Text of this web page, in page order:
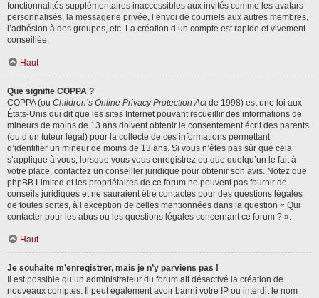
fonctionnalités supplémentaires inaccessibles aux invités comme les avatars
personnalisés, la messagerie privée, l’envoi de courriels aux autres membres,
l’adhésion à des groupes, etc. La création d’un compte est rapide et vivement
conseillée.
Haut
Que signifie COPPA ?
COPPA (ou Children’s Online Privacy Protection Actde 1998) est une loi aux
États-Unis qui dit que les sites Internet pouvant recueillir des informations de
mineurs de moins de 13 ans doivent obtenir le consentement écrit des parents
(ou d’un tuteur légal) pour la collecte de ces informations permettant
d’identifier un mineur de moins de 13 ans. Si vous n’êtes pas sûr que cela
s’applique à vous, lorsque vous vous enregistrez ou que quelqu’un le fait à
votre place, contactez un conseiller juridique pour obtenir son avis. Notez que
phpBB Limited et les propriétaires de ce forum ne peuvent pas fournir de
conseils juridiques et ne sauraient être contactés pour des questions légales
de toutes sortes, à l’exception de celles mentionnées dans la question « Qui
contacter pour les abus ou les questions légales concernant ce forum ? ».
Haut
Je souhaite m’enregistrer, mais je n’y parviens pas !
Il est possible qu’un administrateur du forum ait désactivé la création de
nouveaux comptes. Il peut également avoir banni votre IP ou interdit le nom